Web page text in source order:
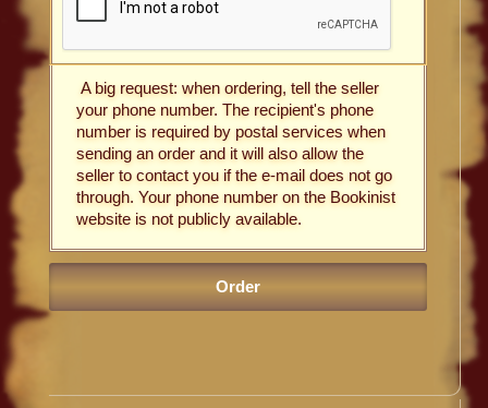
A big request: when ordering, tell the seller
your phone number. The recipient's phone
number is required by postal services when
sending an order and it will also allow the
seller to contact you if the e-mail does not go
through. Your phone number on the Bookinist
website is not publicly available.